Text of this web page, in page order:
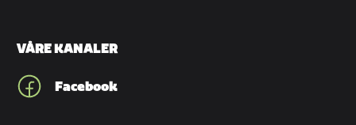
VÅRE KANALER
Facebook